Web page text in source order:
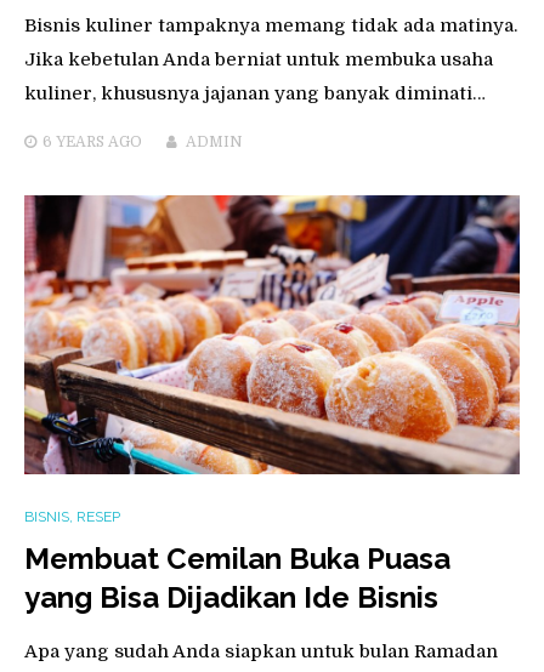
Bisnis kuliner tampaknya memang tidak ada matinya.
Jika kebetulan Anda berniat untuk membuka usaha
kuliner, khususnya jajanan yang banyak diminati…
6 YEARS AGO ADMIN
BISNIS, RESEP
Membuat Cemilan Buka Puasa
yang Bisa Dijadikan Ide Bisnis
Apa yang sudah Anda siapkan untuk bulan Ramadan